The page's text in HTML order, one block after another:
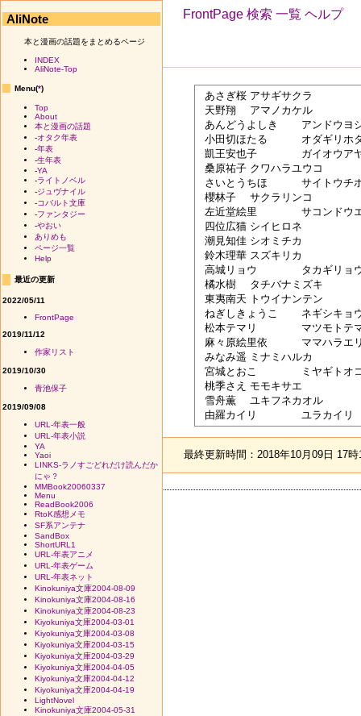
FrontPage 検索 一覧 ヘルプ
あさぎ桜	アサギサクラ
天野翔	アマノカケル
あんどうよしき	アンドウヨシキ
小田切ほたる	オダギリホタル
凱王安也子	ガイオウアヤコ
桑原祐子	クワハラユウコ
さいとうちほ	サイトウチホ
櫻林子	サクラリンコ
左近堂絵里	サコンドウエリ
四位広猫	シイヒロネ
潮見知佳	シオミチカ
鈴木理華	スズキリカ
高城リョウ	タカギリョウ
橘水樹	タチバナミズキ
東夷南天	トウイナンテン
ねぎしきょうこ	ネギシキョウコ
松本テマリ	マツモトテマリ
麻々原絵里依	ママハラエリイ
みなみ遥	ミナミハルカ
宮城とおこ	ミヤギトオコ
桃季さえ	モモキサエ
雪舟薫	ユキフネカオル
最終更新時間：2018年10月09日 17
AliNote
本と漫画の話題をまとめるページ
INDEX
AliNote-Top
Menu(*)
Top
About
本と漫画の話題
-オタク年表
-年表
-生年表
-YA
-ライトノベル
-ジュヴナイル
-コバルト文庫
-ファンタジー
-やおい
ありめも
ページ一覧
Help
最近の更新
2022/05/11
FrontPage
2019/11/12
作家リスト
2019/10/30
青池保子
2019/09/08
URL-年表一般
URL-年表小説
YA
Yaoi
LINKS-ラノすごどれだけ読んだか
にゃ？
MMBook20060337
Menu
ReadBook2006
RtoK感想メモ
SF系アンテナ
SandBox
ShortURL1
URL-年表アニメ
URL-年表ゲーム
URL-年表ネット
Kinokuniya文庫2004-08-09
Kinokuniya文庫2004-08-16
Kinokuniya文庫2004-08-23
Kiyokuniya文庫2004-03-01
Kiyokuniya文庫2004-03-08
Kiyokuniya文庫2004-03-15
Kiyokuniya文庫2004-03-29
Kiyokuniya文庫2004-04-05
Kiyokuniya文庫2004-04-12
Kiyokuniya文庫2004-04-19
LightNovel
Kinokuniya文庫2004-05-31